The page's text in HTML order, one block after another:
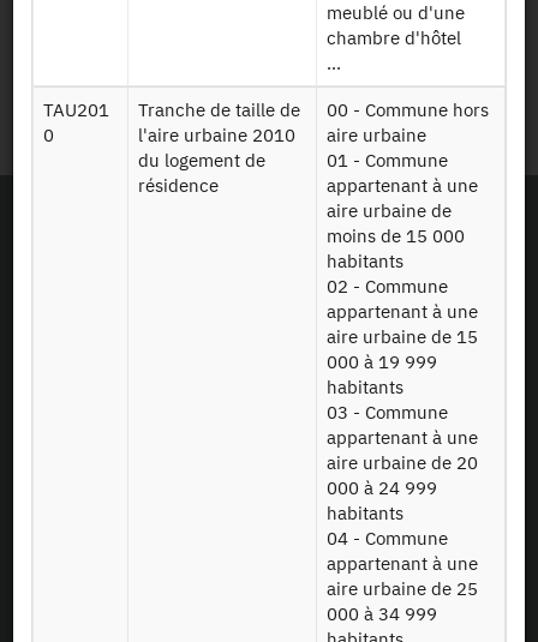
meublé ou d'une
chambre d'hôtel
...
TAU201
0
Tranche de taille de
l'aire urbaine 2010
du logement de
résidence
00 - Commune hors
aire urbaine
01 - Commune
appartenant à une
aire urbaine de
moins de 15 000
habitants
02 - Commune
appartenant à une
aire urbaine de 15
000 à 19 999
habitants
03 - Commune
appartenant à une
aire urbaine de 20
000 à 24 999
habitants
04 - Commune
appartenant à une
aire urbaine de 25
000 à 34 999
Protection des données
personnelles
Plan du site
En tant que simple visiteur, la navigation sur le site du CASD n'installera pas de
Le projet Equipex CASD a reçu une aide financée sur le programme
d’Investissements d’Avenir lancé par l’Etat et mis en oeuvre par l’ANR (aide n° ANR-